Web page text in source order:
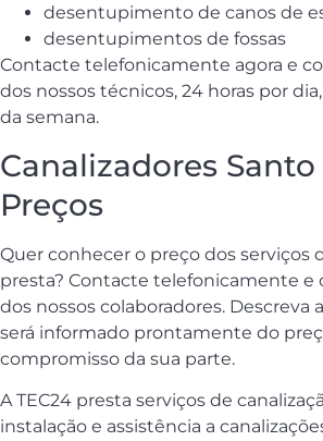
desentupimento de canos de
desentupimentos de fossas
Contacte telefonicamente agora e
dos nossos técnicos, 24 horas por
da semana.
Canalizadores
Preços
Quer conhecer o preço dos serviços
presta? Contacte telefonicamente e
dos nossos colaboradores. Descreva
será informado prontamente do
compromisso da sua parte.
A TEC24 presta serviços de
instalação e assistência a